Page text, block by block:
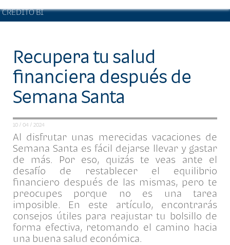
CRÉDITO BI
Recupera tu salud
financiera después de
Semana Santa
10 / 04 / 2024
Al disfrutar unas merecidas vacaciones de
Semana Santa es fácil dejarse llevar y gastar
de más. Por eso, quizás te veas ante el
desafío de restablecer el equilibrio
financiero después de las mismas, pero te
preocupes porque no es una tarea
imposible. En este artículo, encontrarás
consejos útiles para reajustar tu bolsillo de
forma efectiva, retomando el camino hacia
una buena salud económica.